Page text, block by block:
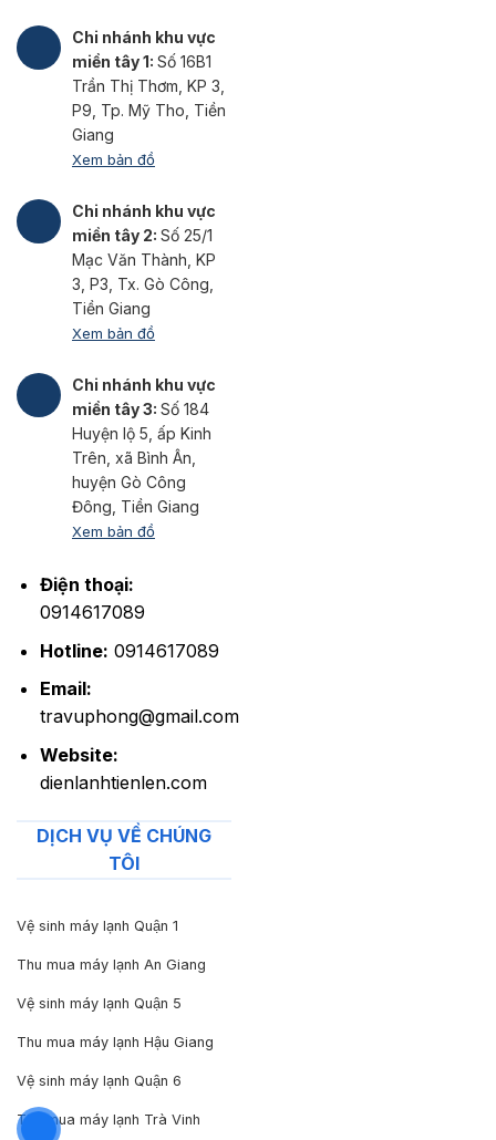
Chi nhánh khu vực
miền tây 1: Số 16B1
Trần Thị Thơm, KP 3,
P9, Tp. Mỹ Tho, Tiền
Giang
Xem bản đồ
Chi nhánh khu vực
miền tây 2: Số 25/1
Mạc Văn Thành, KP
3, P3, Tx. Gò Công,
Tiền Giang
Xem bản đồ
Chi nhánh khu vực
miền tây 3: Số 184
Huyện lộ 5, ấp Kinh
Trên, xã Bình Ân,
huyện Gò Công
Đông, Tiền Giang
Xem bản đồ
Điện thoại:
0914617089
Hotline: 0914617089
Email:
travuphong@gmail.com
Website:
dienlanhtienlen.com
DỊCH VỤ VỀ CHÚNG
TÔI
Vệ sinh máy lạnh Quận 1
Thu mua máy lạnh An Giang
Vệ sinh máy lạnh Quận 5
Thu mua máy lạnh Hậu Giang
Vệ sinh máy lạnh Quận 6
Thu mua máy lạnh Trà Vinh